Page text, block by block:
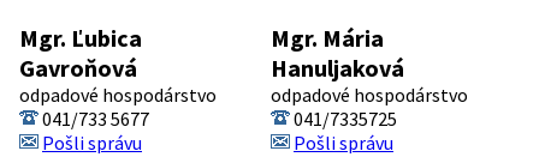
Mgr. Ľubica
Gavroňová
odpadové hospodárstvo
041/733 5677
Pošli správu
Mgr. Mária
Hanuljaková
odpadové hospodárstvo
041/7335725
Pošli správu